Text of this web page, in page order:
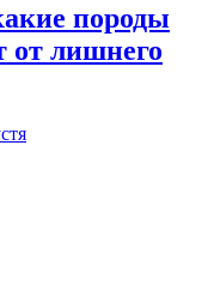
породы
от лишнего